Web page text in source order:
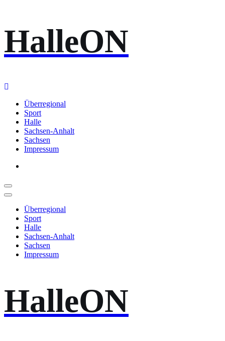
Inhalt
springen
HalleON
Überregional
Sport
Halle
Sachsen-Anhalt
Sachsen
Impressum
Überregional
Sport
Halle
Sachsen-Anhalt
Sachsen
Impressum
HalleON